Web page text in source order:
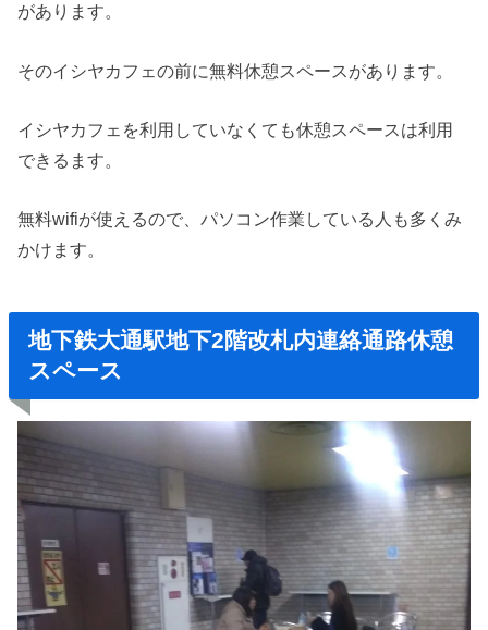
があります。
そのイシヤカフェの前に無料休憩スペースがあります。
イシヤカフェを利用していなくても休憩スペースは利用
できるます。
無料wifiが使えるので、パソコン作業している人も多くみ
かけます。
地下鉄大通駅地下2階改札内連絡通路休憩
スペース